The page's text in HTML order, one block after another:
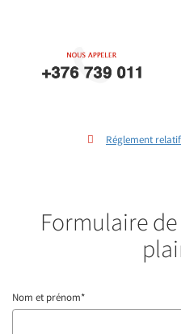
Réglement
Formulaire
Nom et prénom*